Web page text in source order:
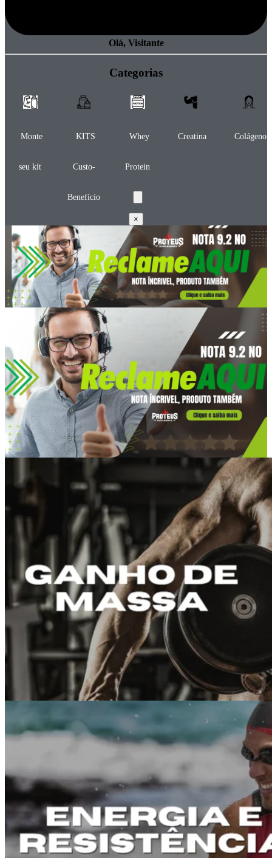
Olá, Visitante
Categorias
Monte
seu kit
KITS
Custo-
Benefício
Whey
Protein
Creatina Colágeno
×